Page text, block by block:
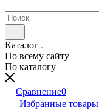
Каталог
По всему сайту
По каталогу
Сравнение0
Избранные товары